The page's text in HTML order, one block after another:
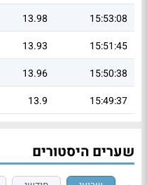
15:53:08
13.98
15:51:45
13.93
15:50:38
13.96
15:49:37
13.9
שערים היסטורים